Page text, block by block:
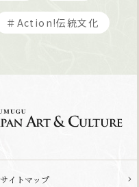
＃Action!伝統文化
サイトマップ